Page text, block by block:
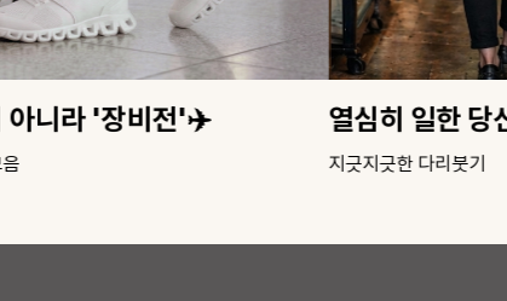
아니라 '장비전'✈️ 열심히 일한 당
지긋지긋한 다리붓기